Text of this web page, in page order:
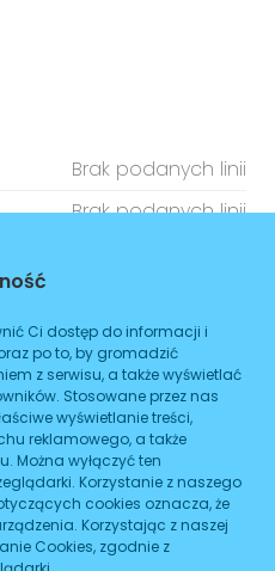
Brak podanych linii
Brak podanych linii
08:00-
08:00 -16:00
08:00 -16:00
Ci dostęp do informacji i
po to, by gromadzić
z serwisu, a także wyświetlać
Stosowane przez nas
wyświetlanie treści,
reklamowego, a także
Można wyłączyć ten
Korzystanie z naszego
cookies oznacza, że
Korzystając z naszej
Cookies, zgodnie z